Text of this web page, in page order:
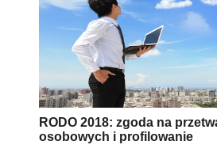
RODO 2018: zgoda na
osobowych i profilowanie